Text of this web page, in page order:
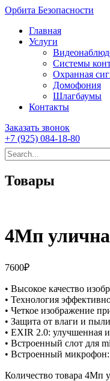
Орбита Безопасности
Главная
Услуги
Системы
Охранная
Домофония
Шлагбаумы
Контакты
Заказать звонок
+7 (925) 084-18-80
Товары
4Мп
7600₽
• Высокое качество
• Технология
• Четкое изображение
• Защита от влаги и
• EXIR 2.0: улучшенная
• Встроенный слот для
• Встроенный микрофон:
Количество товара 4Мп